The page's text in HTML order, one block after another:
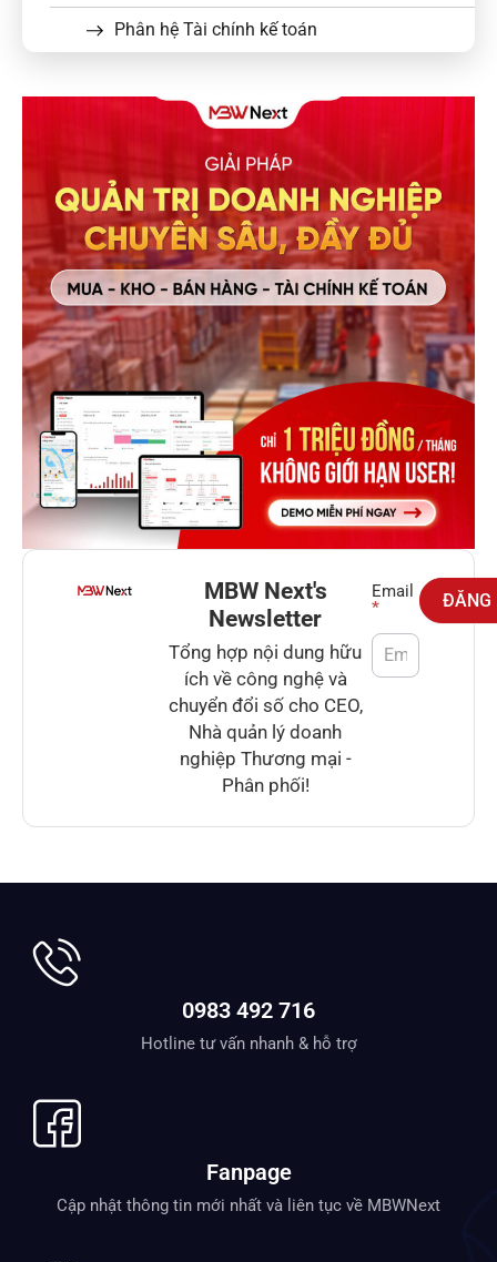
Phân hệ Tài chính kế toán
MBW Next's
Newsletter
Tổng hợp nội dung hữu
ích về công nghệ và
chuyển đổi số cho CEO,
Nhà quản lý doanh
nghiệp Thương mại -
Phân phối!
Newsletter
Email
*
ĐĂNG
0983 492 716
Hotline tư vấn nhanh & hỗ trợ
Fanpage
Cập nhật thông tin mới nhất và liên tục về MBWNext